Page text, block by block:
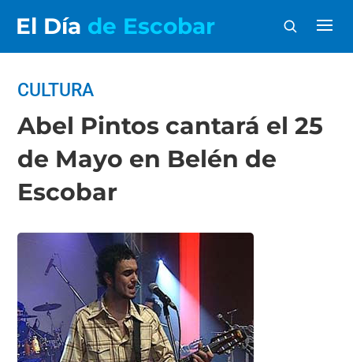
El Día de Escobar
CULTURA
Abel Pintos cantará el 25
de Mayo en Belén de
Escobar